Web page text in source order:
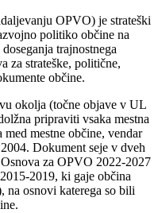
OPVO) je strateški
politiko občine na
trajnostnega
za strateške, politične,
občine.
okolja (točne objave v UL
pripraviti vsaka mestna
med mestne občine, vendar
Dokument seje v dveh
za OPVO 2022-2027
2019, ki gaje občina
na osnovi katerega so bili